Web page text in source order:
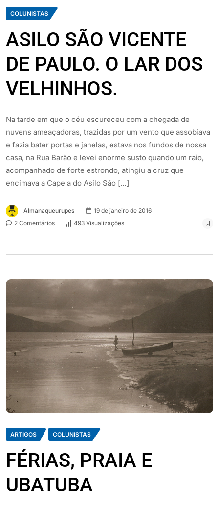
COLUNISTAS
ASILO SÃO VICENTE
DE PAULO. O LAR DOS
VELHINHOS.
Na tarde em que o céu escureceu com a chegada de
nuvens ameaçadoras, trazidas por um vento que assobiava
e fazia bater portas e janelas, estava nos fundos de nossa
casa, na Rua Barão e levei enorme susto quando um raio,
acompanhado de forte estrondo, atingiu a cruz que
encimava a Capela do Asilo São […]
Almanaqueurupes
19 de janeiro de 2016
2 Comentários
493 Visualizações
ARTIGOS COLUNISTAS
FÉRIAS, PRAIA E
UBATUBA